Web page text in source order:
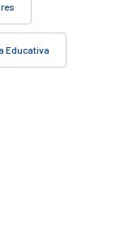
Educativa